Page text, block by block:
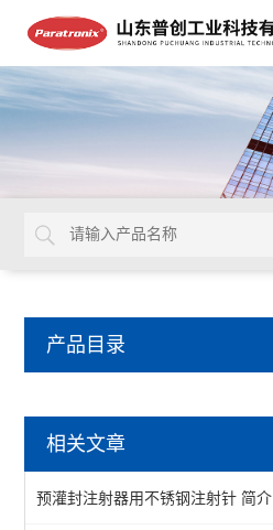
产品目录
牙本质片液压通透装置
染色仪
相关文章
预灌封注射器用不锈钢注射针 简介